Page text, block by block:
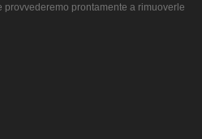
prontamente a rimuoverle